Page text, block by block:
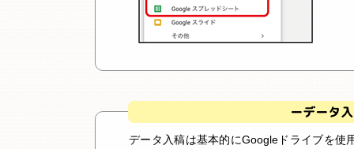
データ入稿は基本的にGoogleドライブを使